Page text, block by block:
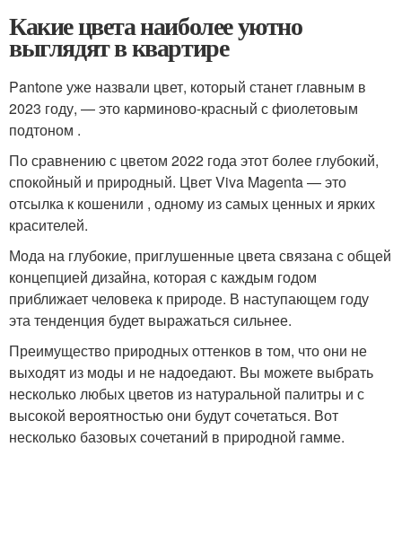
Какие цвета наиболее уютно
выглядят в квартире
Pantone уже назвали цвет, который станет главным в
2023 году, — это карминово-красный с фиолетовым
подтоном .
По сравнению с цветом 2022 года этот более глубокий,
спокойный и природный. Цвет Viva Magenta — это
отсылка к кошенили , одному из самых ценных и ярких
красителей.
Мода на глубокие, приглушенные цвета связана с общей
концепцией дизайна, которая с каждым годом
приближает человека к природе. В наступающем году
эта тенденция будет выражаться сильнее.
Преимущество природных оттенков в том, что они не
выходят из моды и не надоедают. Вы можете выбрать
несколько любых цветов из натуральной палитры и с
высокой вероятностью они будут сочетаться. Вот
несколько базовых сочетаний в природной гамме.